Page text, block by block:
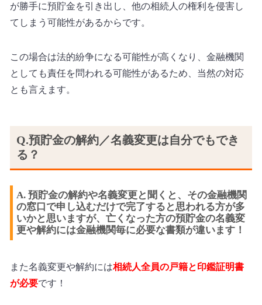
が勝手に預貯金を引き出し、他の相続人の権利を侵害し
てしまう可能性があるからです。
この場合は法的紛争になる可能性が高くなり、金融機関
としても責任を問われる可能性があるため、当然の対応
とも言えます。
Q.預貯金の解約／名義変更は自分でもでき
る？
A. 預貯金の解約や名義変更と聞くと、その金融機関
の窓口で申し込むだけで完了すると思われる方が多
いかと思いますが、亡くなった方の預貯金の名義変
更や解約には金融機関毎に必要な書類が違います！
また名義変更や解約には相続人全員の戸籍と印鑑証明書
が必要です！